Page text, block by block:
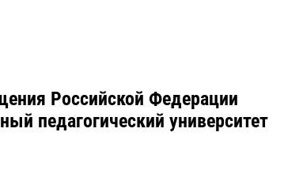
Российской Федерации
педагогический университет